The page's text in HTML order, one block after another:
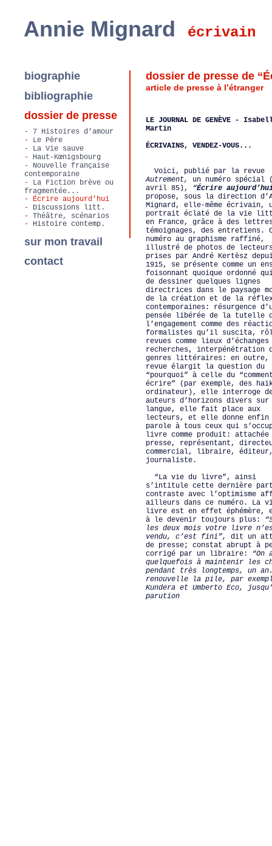
Annie Mignard écrivain
biographie
bibliographie
dossier de presse
- 7 Histoires d’amour
-
Le Père
-
La Vie sauve
- Haut-Kœnigsbourg
- Nouvelle française
contemporaine
-
La Fiction brève ou
fragmentée...
- Écrire aujourd’hui
-
Discussions litt.
- Théâtre, scénarios
-
Histoire contemp.
sur mon travail
contact
dossier de presse de
article de presse à l’étranger
LE JOURNAL DE GENÈVE -
Martin
ÉCRIVAINS, VENDEZ-VOUS...
Voici, publié par la revue
Autrement,
un numéro spécial
avril 85),
“Écrire
propose, sous la direction
Mignard, elle-même écrivain,
portrait éclaté de la vie
en France, grâce à des
témoignages, des entretiens.
numéro au graphisme raffiné,
illustré de photos de
prises par André Kertèsz
1915, se présente comme un
foisonnant quoique ordonné
de dessiner quelques lignes
directrices dans le paysage
de la création et de la
contemporaines: résurgence
pensée libérée de la tutelle
l’engagement comme des
formalistes qu’il suscita,
revues comme lieux
recherches, interpénétration
genres littéraires: en outre,
revue élargit la question du
“pourquoi” à celle du
écrire” (par exemple, des
ordinateur), elle interroge
auteurs d’horizons divers
langue, elle fait place aux
lecteurs, et elle donne
parole à tous ceux qui
livre comme produit: attachée
presse, représentant,
commercial, libraire,
journaliste.
“La vie du livre”, ainsi
s’intitule cette dernière
contraste avec l’optimisme
ailleurs dans ce numéro. La
livre est en effet éphémère,
à le devenir toujours plus:
les deux mois votre livre
vendu, c’est fini”,
dit un
de presse; constat abrupt à
corrigé par un libraire: “On
quelquefois à maintenir les
pendant très longtemps, un
renouvelle la pile, par
Kundera et Umberto Eco,
parution